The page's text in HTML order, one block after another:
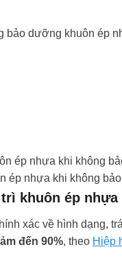
bảo dưỡng khuôn ép
ép nhựa khi không
khuôn ép nhựa
xác về hình dạng,
đến 90%, theo Hiệp